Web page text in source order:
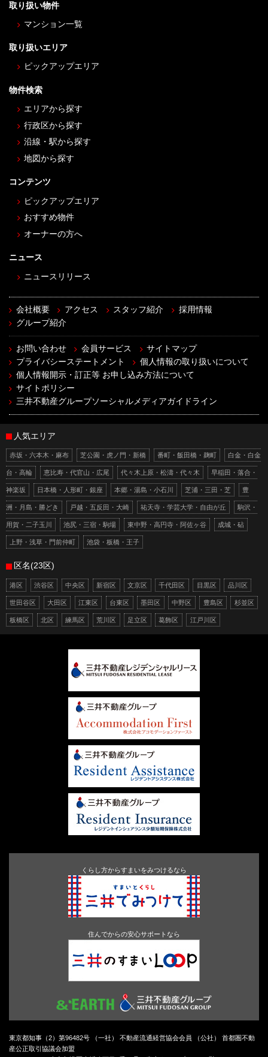
取り扱い物件
マンション一覧
取り扱いエリア
ピックアップエリア
物件検索
エリアから探す
行政区から探す
沿線・駅から探す
地図から探す
コンテンツ
ピックアップエリア
おすすめ物件
オーナーの方へ
ニュース
ニュースリリース
会社概要 アクセス スタッフ紹介
採用情報
グループ紹介
お問い合わせ 会員サービス
サイトマップ
プライバシーステートメント
個人情報の取り扱いについて
個人情報開示・訂正等 お申し込み方法について
サイトポリシー
三井不動産グループソーシャルメディアガイドライン
人気エリア
赤坂・六本木・麻布 芝公園・虎ノ門・新橋 番町・飯田橋・麹町 白金・白金
台・高輪 恵比寿・代官山・広尾 代々木上原・松濤・代々木 早稲田・落合・
神楽坂 日本橋・人形町・銀座 本郷・湯島・小石川 芝浦・三田・芝 豊
洲・月島・勝どき 戸越・五反田・大崎 祐天寺・学芸大学・自由が丘 駒沢・
用賀・二子玉川 池尻・三宿・駒場 東中野・高円寺・阿佐ヶ谷 成城・砧
上野・浅草・門前仲町 池袋・板橋・王子
区名(23区)
港区 渋谷区 中央区 新宿区 文京区 千代田区 目黒区 品川区
世田谷区 大田区 江東区 台東区 墨田区 中野区 豊島区 杉並区
板橋区 北区 練馬区 荒川区 足立区 葛飾区 江戸川区
くらし方からすまいをみつけるなら
住んでからの安心サポートなら
東京都知事（2）第96482号 （一社） 不動産流通経営協会会員 （公社） 首都圏不動
産公正取引協議会加盟